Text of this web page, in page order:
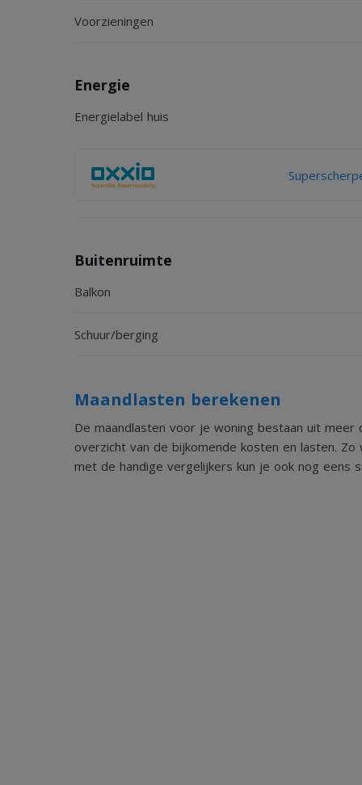
Voorzieningen
Energie
Energielabel huis
Buitenruimte
Balkon
Schuur/berging
Maandlasten berekenen
De maandlasten voor je woning bestaan uit
overzicht van de bijkomende kosten en lasten.
met de handige vergelijkers kun je ook nog eens